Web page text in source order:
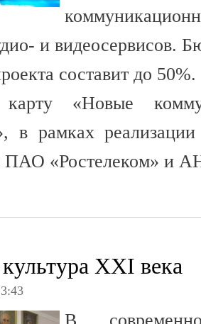
и видеосервисов.
составит до 50%.
«Новые
в рамках
ПАО «Ростелеком» и
ХХI века
В